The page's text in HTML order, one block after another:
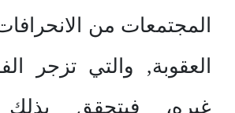
المجتمعات من
العقوبة, والتي تزجر
غيره، فيتحقق بذلك